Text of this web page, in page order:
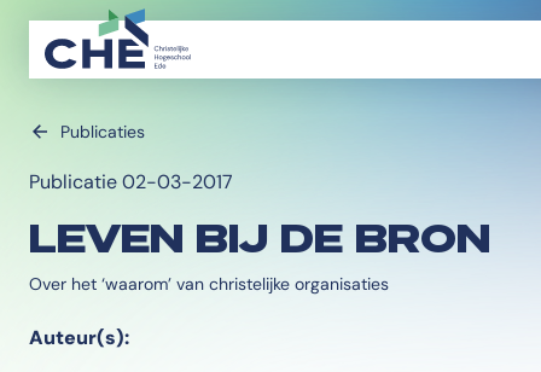
Publicaties
Publicatie 02-03-2017
LEVEN BIJ DE BRON
Over het ‘waarom’ van christelijke organisaties
Auteur(s):